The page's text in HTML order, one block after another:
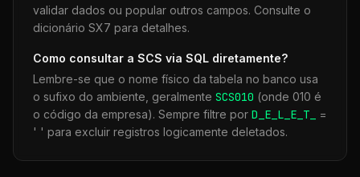
validar dados ou popular outros campos. Consulte o
dicionário SX7 para detalhes.
Como consultar a SCS via SQL diretamente?
Lembre-se que o nome físico da tabela no banco usa
o sufixo do ambiente, geralmente SCS010 (onde 010 é
o código da empresa). Sempre filtre por D_E_L_E_T_
=
' ' para excluir registros logicamente deletados.